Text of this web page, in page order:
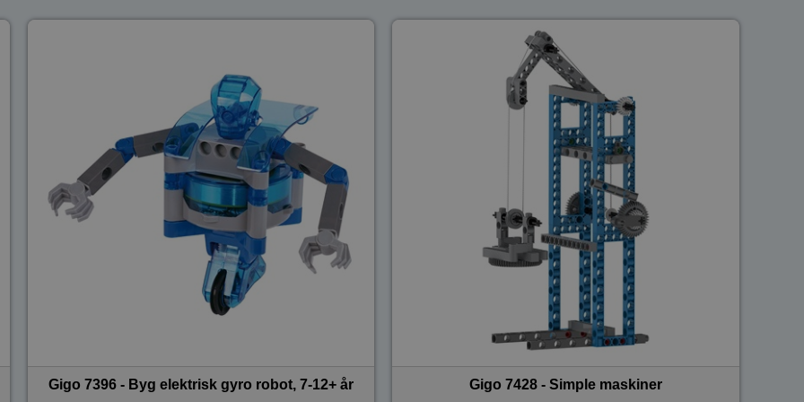
Gigo 7396 - Byg elektrisk gyro robot, 7-12+ år Gigo 7428 - Simple maskiner